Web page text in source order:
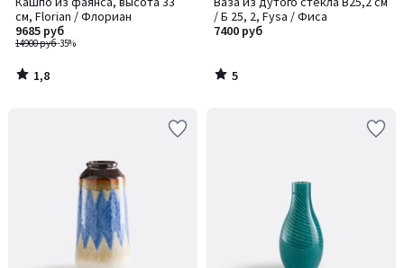
см, Florian / Флориан
14900 руб-35%
9685 руб
1,8
/
/ Б 25, 2, Fysa / Фиса
7400 руб
5
5
/